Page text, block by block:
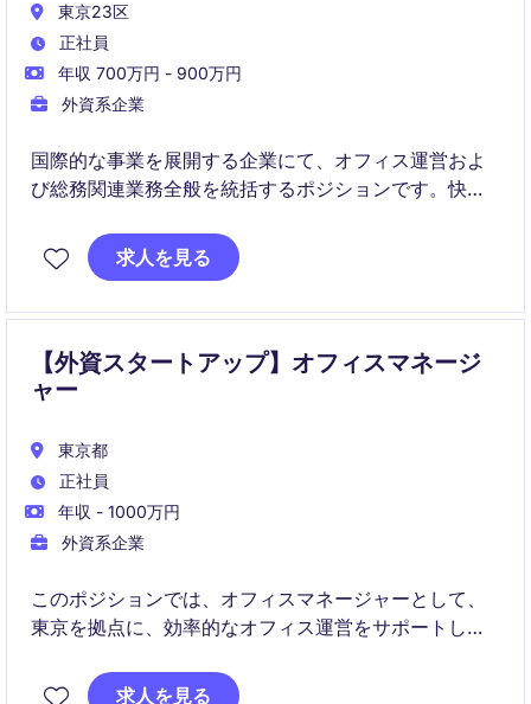
東京23区
正社員
年収 700万円 - 900万円
外資系企業
国際的な事業を展開する企業にて、オフィス運営およ
び総務関連業務全般を統括するポジションです。快適
ロジェクト推進を通じて事業運営を支えていただきま
す。
求人を見る
【外資スタートアップ】オフィスマネージ
ャー
東京都
正社員
年収 - 1000万円
外資系企業
このポジションでは、オフィスマネージャーとして、
東京を拠点に、効率的なオフィス運営をサポートし、
クノロジー＆通信業界での経験を活かし、社内外の調
求人を見る